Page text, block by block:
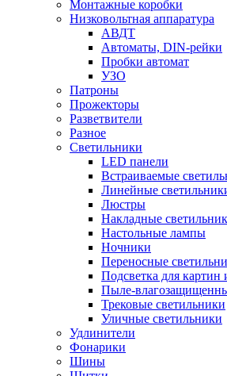
Монтажные коробки
Низковольтная аппаратура
АВДТ
Автоматы, DIN-рейки
Пробки автомат
УЗО
Патроны
Прожекторы
Разветвители
Разное
Светильники
LED панели
Встраиваемые
Линейные
Люстры
Накладные
Настольные лампы
Ночники
Переносные
Подсветка для картин
Пыле-
Трековые светильники
Уличные светильники
Удлинители
Фонарики
Шины